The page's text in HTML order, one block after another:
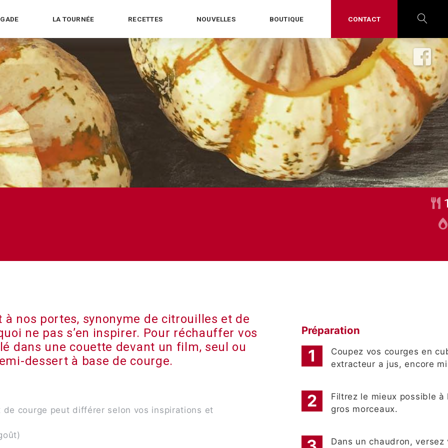
LA TOURNÉE RECETTES NOUVELLES BOUTIQUE CONTACT
nos portes, synonyme de citrouilles et de
ne pas s’en inspirer. Pour réchauffer vos
dans une couette devant un film, seul ou
dessert à base de courge.
de courge peut différer selon vos inspirations et
Préparation
Coupez vos courges en
extracteur a jus, encore
Filtrez le mieux possible à
gros morceaux.
Dans un chaudron,